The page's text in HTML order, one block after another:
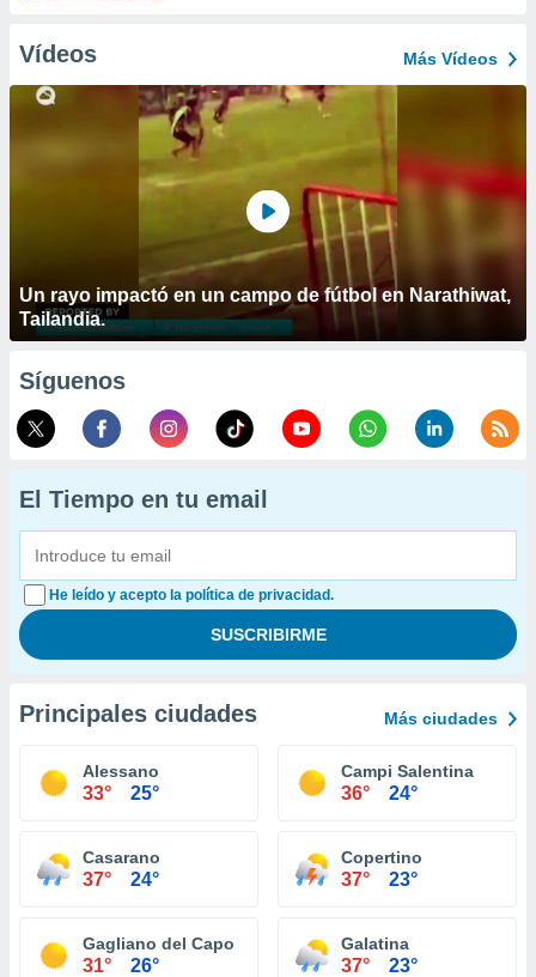
Vídeos Más Vídeos
Un rayo impactó en un campo de fútbol en Narathiwat,
Tailandia.
Síguenos
El Tiempo en tu email
He leído y acepto la política de privacidad.
Principales ciudades Más ciudades
Alessano
33° 25°
Campi Salentina
36° 24°
Casarano
37° 24°
Copertino
37° 23°
Gagliano del Capo
31° 26°
Galatina
37° 23°